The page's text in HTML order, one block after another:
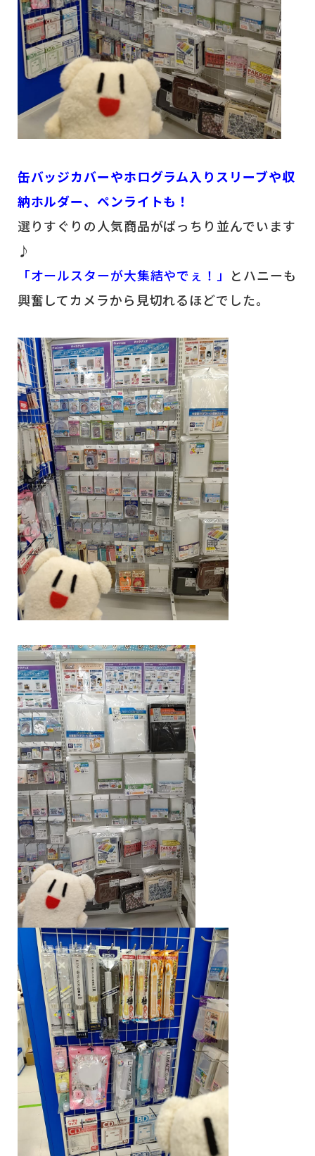
缶バッジカバーやホログラム入りスリーブや収
納ホルダー、ペンライトも！
選りすぐりの人気商品がばっちり並んでいます
♪
「オールスターが大集結やでぇ！」 とハニーも
興奮してカメラから見切れるほどでした。